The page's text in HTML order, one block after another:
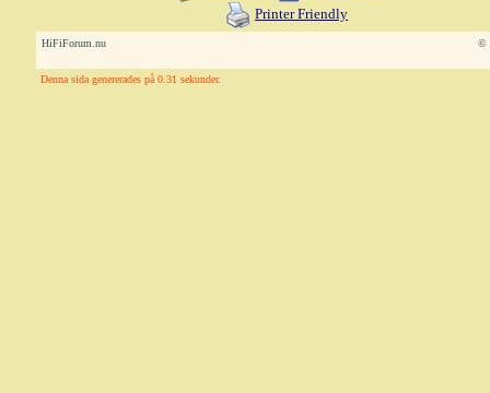
Printer Friendly
HiFiForum.nu ©
Denna sida genererades på 0.31 sekunder.